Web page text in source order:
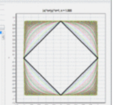
[网站]